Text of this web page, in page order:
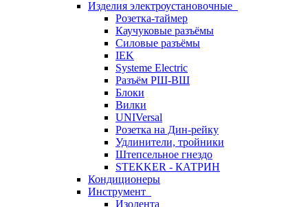
Изделия электроустановочные
Розетка-таймер
Каучуковые разъёмы
Силовые разъёмы
IEK
Systeme Electric
Разъём РШ-ВШ
Блоки
Вилки
UNIVersal
Розетка на Дин-рейку
Удлинители, тройники
Штепсельное гнездо
STEKKER - КАТРИН
Кондиционеры
Инструмент
Изолента